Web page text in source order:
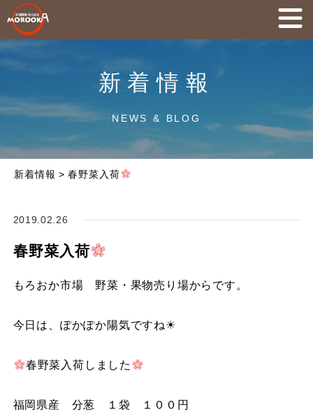
新着情報
NEWS & BLOG
新着情報 > 春野菜入荷
2019.02.26
春野菜入荷
もろおか市場 野菜・果物売り場からです。
今日は、ぽかぽか陽気ですね☀
春野菜入荷しました
福岡県産 分葱 １袋 １００円